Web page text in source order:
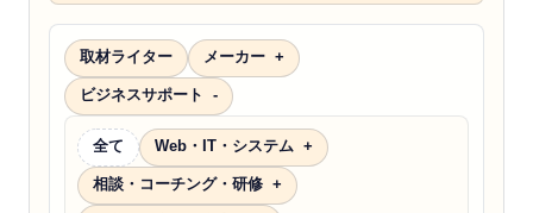
取材ライター メーカー
ビジネスサポート
全て Web・IT・システム
相談・コーチング・研修